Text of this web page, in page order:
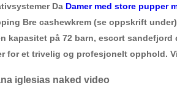
Da Damer med store pupper
Bre cashewkrem (se oppskrift
kapasitet på 72 barn, escort
for et trivelig og profesjonelt opphold.
iglesias naked video